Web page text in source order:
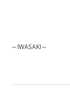
～IWASAKI～